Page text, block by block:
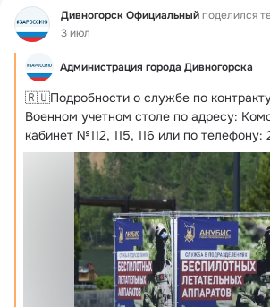
Фид Дивногорск Официальныйподелился
3 июл
Администрация города Дивногорска
🇷🇺Подробности о службе по
Военном учетном столе по адресу:
кабинет №112, 115, 116 или по